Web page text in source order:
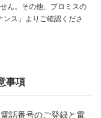
ん。その他、プロミスの
ンス」よりご確認くださ
事項
話番号のご登録と電